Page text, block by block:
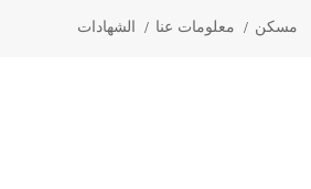
مسكن معلومات عنا الشهادات